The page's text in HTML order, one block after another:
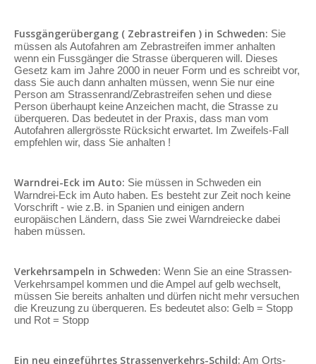
Fussgängerübergang ( Zebrastreifen ) in Schweden: Sie
müssen als Autofahren am Zebrastreifen immer anhalten
wenn ein Fussgänger die Strasse überqueren will. Dieses
Gesetz kam im Jahre 2000 in neuer Form und es schreibt vor,
dass Sie auch dann anhalten müssen, wenn Sie nur eine
Person am Strassenrand/Zebrastreifen sehen und diese
Person überhaupt keine Anzeichen macht, die Strasse zu
überqueren. Das bedeutet in der Praxis, dass man vom
Autofahren allergrösste Rücksicht erwartet. Im Zweifels-Fall
empfehlen wir, dass Sie anhalten !
Warndrei-Eck im Auto: Sie müssen in Schweden ein
Warndrei-Eck im Auto haben. Es besteht zur Zeit noch keine
Vorschrift - wie z.B. in Spanien und einigen andern
europäischen Ländern, dass Sie zwei Warndreiecke dabei
haben müssen.
Verkehrsampeln in Schweden: Wenn Sie an eine Strassen-
Verkehrsampel kommen und die Ampel auf gelb wechselt,
müssen Sie bereits anhalten und dürfen nicht mehr versuchen
die Kreuzung zu überqueren. Es bedeutet also: Gelb = Stopp
und Rot = Stopp
Ein neu eingeführtes Strassenverkehrs-Schild: Am Orts-